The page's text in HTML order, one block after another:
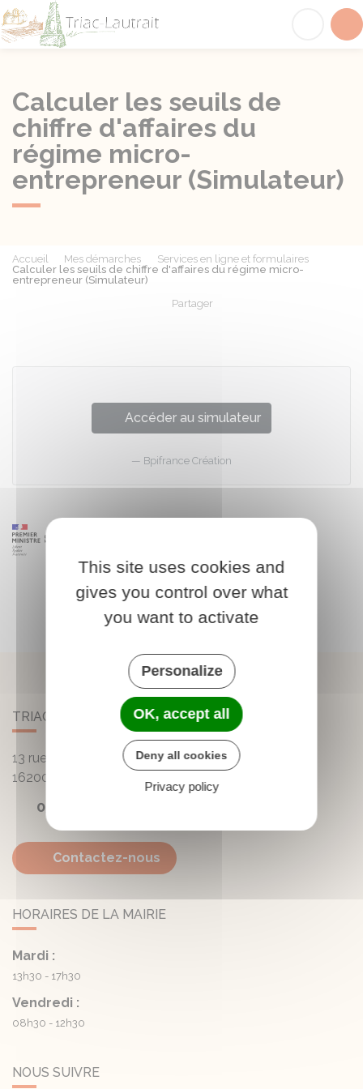
Calculer les seuils de
chiffre d'affaires du
régime micro-
entrepreneur (Simulateur)
Accueil Mes démarches
Services en ligne et formulaires
Calculer les seuils de chiffre d'affaires du régime micro-
entrepreneur (Simulateur)
Partager
Accéder au simulateur
Bpifrance Création
TRIAC-LAUTRAIT
13 rue de la Mairie - Lautrait
16200
05 45 81 05 41
Contactez-nous
HORAIRES DE LA MAIRIE
Mardi :
13h30 - 17h30
Vendredi :
08h30 - 12h30
NOUS SUIVRE
This site uses cookies and
gives you control over what
you want to activate
Personalize
OK, accept all
Deny all cookies
Privacy policy